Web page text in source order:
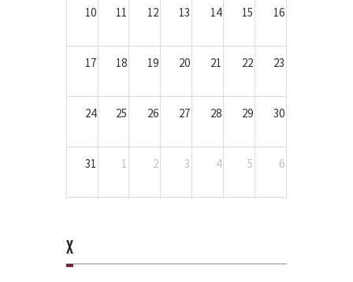
10 11 12 13 14 15 16
17 18 19 20 21 22 23
24 25 26 27 28 29 30
31 1 2 3 4 5 6
X